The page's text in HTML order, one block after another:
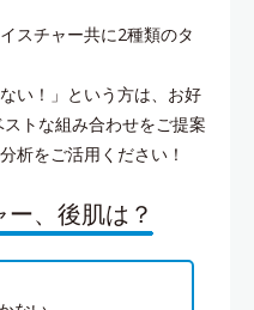
スチャー共に2種類のタ
い！」という方は、お好
ストな組み合わせをご提案
析をご活用ください！
、後肌は？